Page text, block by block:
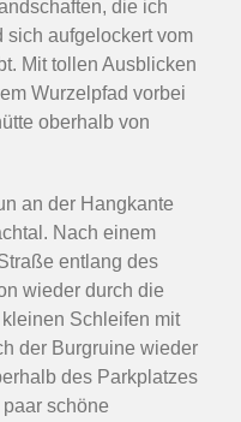
die ich
sich aufgelockert vom
Mit tollen Ausblicken
Wurzelpfad vorbei
oberhalb von
an der Hangkante
Nach einem
entlang des
wieder durch die
Schleifen mit
der Burgruine wieder
des Parkplatzes
schöne